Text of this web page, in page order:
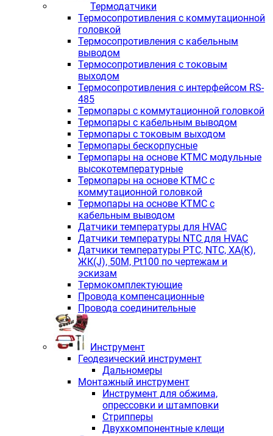
Термодатчики
Термосопротивления с коммутационной
головкой
Термосопротивления с кабельным
выводом
Термосопротивления с токовым
выходом
Термосопротивления с интерфейсом RS-
485
Термопары с коммутационной головкой
Термопары с кабельным выводом
Термопары с токовым выходом
Термопары бескорпусные
Термопары на основе КТМС модульные
высокотемпературные
Термопары на основе КТМС с
коммутационной головкой
Термопары на основе КТМС с
кабельным выводом
Датчики температуры для HVAC
Датчики температуры NTC для HVAC
Датчики температуры PTС, NTC, ХА(К),
ЖК(J), 50М, Pt100 по чертежам и
эскизам
Термокомплектующие
Провода компенсационные
Провода соединительные
Инструмент
Геодезический инструмент
Дальномеры
Монтажный инструмент
Инструмент для обжима,
опрессовки и штамповки
Стрипперы
Двухкомпонентные клещи